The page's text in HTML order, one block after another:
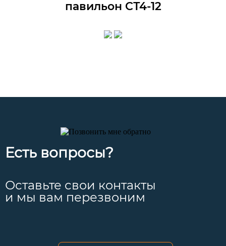
павильон СТ4-12
Есть вопросы?
Оставьте свои контакты
и мы вам перезвоним